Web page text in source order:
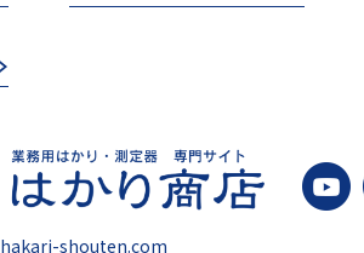
hakari-shouten.com